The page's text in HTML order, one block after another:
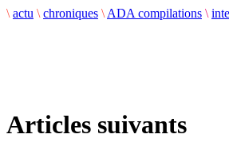
\ actu \ chroniques \ ADA compilations \
Articles suivants